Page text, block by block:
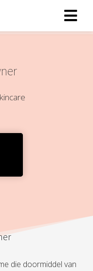
die doormiddel van